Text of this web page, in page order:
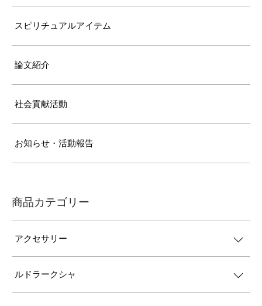
スピリチュアルアイテム
論文紹介
社会貢献活動
お知らせ・活動報告
商品カテゴリー
アクセサリー
ルドラークシャ